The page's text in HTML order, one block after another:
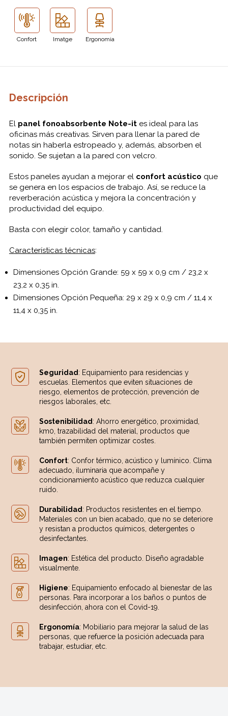
Confort Imatge Ergonomia
Descripción
El panel fonoabsorbente Note-ites ideal para las
oficinas más creativas. Sirven para llenar la pared de
notas sin haberla estropeado y, además, absorben el
sonido. Se sujetan a la pared con velcro.
Estos paneles ayudan a mejorar el confort acústico que
se genera en los espacios de trabajo. Así, se reduce la
reverberación acústica y mejora la concentración y
productividad del equipo.
Basta con elegir color, tamaño y cantidad.
Características técnicas:
Dimensiones Opción Grande: 59 x 59 x 0,9 cm / 23,2 x
23,2 x 0,35 in.
Dimensiones Opción Pequeña: 29 x 29 x 0,9 cm / 11,4 x
11,4 x 0,35 in.
Seguridad: Equipamiento para residencias y
escuelas. Elementos que eviten situaciones de
riesgo, elementos de protección, prevención de
riesgos laborales, etc.
Sostenibilidad: Ahorro energético, proximidad,
km0, trazabilidad del material, productos que
también permiten optimizar costes.
Confort: Confor térmico, acústico y lumínico. Clima
adecuado, iluminaria que acompañe y
condicionamiento acústico que reduzca cualquier
ruido.
Durabilidad: Productos resistentes en el tiempo.
Materiales con un bien acabado, que no se deteriore
y resistan a productos químicos, detergentes o
desinfectantes.
Imagen: Estética del producto. Diseño agradable
visualmente.
Higiene: Equipamiento enfocado al bienestar de las
personas. Para incorporar a los baños o puntos de
desinfección, ahora con el Covid-19.
Ergonomía: Mobiliario para mejorar la salud de las
personas, que refuerce la posición adecuada para
trabajar, estudiar, etc.